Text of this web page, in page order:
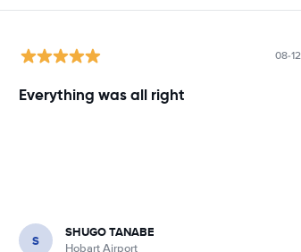
08-
Everything was all right
S SHUGO TANABE
Hobart Airport